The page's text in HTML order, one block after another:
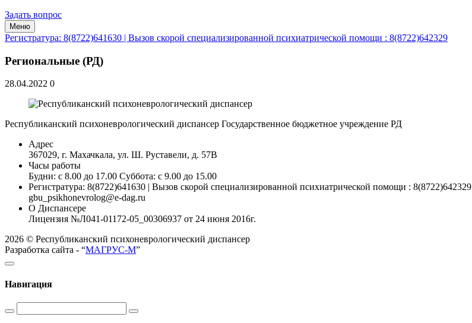
Задать вопрос
Меню
Регистратура: 8(8722)641630 | Вызов скорой специализированной психиатрической помощи : 8(8722)642329
Региональные (РД)
28.04.2022 0
Республиканский психоневрологический диспансер Государственное бюджетное учреждение РД
Адрес
367029, г. Махачкала, ул. Ш. Руставели, д. 57В
Часы работы
Будни: с 8.00 до 17.00 Суббота: с 9.00 до 15.00
Регистратура: 8(8722)641630 | Вызов скорой специализированной психиатрической помощи : 8(8722)642329
gbu_psikhonevrolog@e-dag.ru
О Диспансере
Лицензия №Л041-01172-05_00306937 от 24 июня 2016г.
2026 © Республиканский психоневрологический диспансер
Разработка сайта - “МАГРУС-М”
Навигация